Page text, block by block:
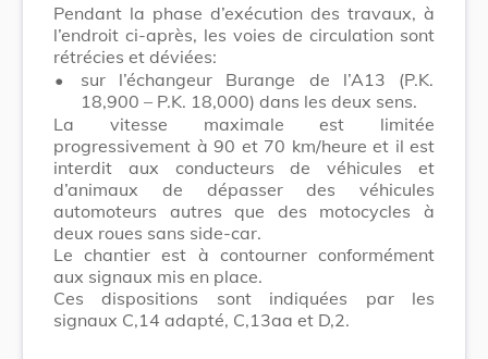
Pendant la phase d’exécution des travaux, à
l’endroit ci-après, les voies de circulation sont
rétrécies et déviées:
•
sur l’échangeur Burange de l’A13 (P.K.
18,900 – P.K. 18,000) dans les deux sens.
La vitesse maximale est limitée
progressivement à 90 et 70 km/heure et il est
interdit aux conducteurs de véhicules et
d’animaux de dépasser des véhicules
automoteurs autres que des motocycles à
deux roues sans side-car.
Le chantier est à contourner conformément
aux signaux mis en place.
Ces dispositions sont indiquées par les
signaux C,14 adapté, C,13aa et D,2.